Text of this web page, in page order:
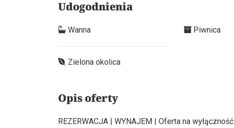
Udogodnienia
Wanna Piwnica
Zielona okolica
Opis oferty
REZERWACJA | WYNAJEM | Oferta na wyłączność